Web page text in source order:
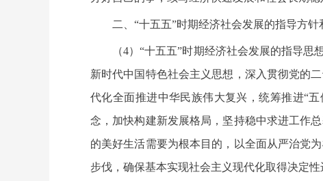
二、“十五五”时期经济社会发展的指导方针
（4）“十五五”时期经济社会发展的指导
新时代中国特色社会主义思想，深入贯彻党的
代化全面推进中华民族伟大复兴，统筹推进“
念，加快构建新发展格局，坚持稳中求进工作
的美好生活需要为根本目的，以全面从严治党
步伐，确保基本实现社会主义现代化取得决定性